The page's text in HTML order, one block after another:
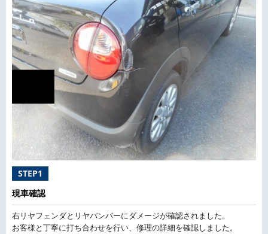
STEP1
現車確認
右リヤフェンダとリヤバンパーにダメージが確認されました。
お客様と丁寧に打ち合わせを行い、修理の詳細を確認しました。